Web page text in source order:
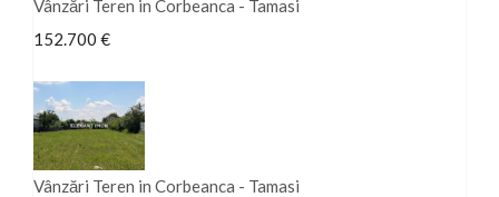
Vânzări Teren in Corbeanca - Tamasi
152.700 €
Vânzări Teren in Corbeanca - Tamasi